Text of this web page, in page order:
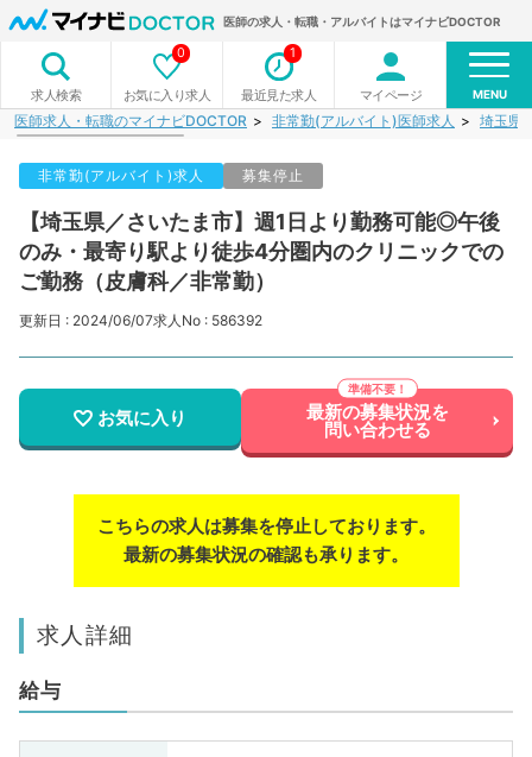
医師の求人・転職・アルバイトはマイナビDOCTOR
求人検索 お気に入り求人
0
最近見た求人
1
マイページ MENU
医師求人・転職のマイナビDOCTOR 非常勤(アルバイト)医師求人 埼玉県
非常勤(アルバイト)求人 募集停止
【埼玉県／さいたま市】週1日より勤務可能◎午後
のみ・最寄り駅より徒歩4分圏内のクリニックでの
ご勤務（皮膚科／非常勤）
更新日 : 2024/06/07求人No : 586392
お気に入り 最新の募集状況を
問い合わせる
こちらの求人は募集を停止しております。
最新の募集状況の確認も承ります。
求人詳細
給与